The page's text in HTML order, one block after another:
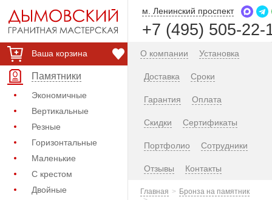
Ваша корзина
Памятники
Экономичные
Вертикальные
Резные
Горизонтальные
Маленькие
С крестом
Двойные
м. Ленинский проспект
+7 (495) 505-22-
О компании Установка
Доставка Сроки
Гарантия Оплата
Скидки Сертификаты
Портфолио Сотрудники
Отзывы Контакты
Главная
Бронза на памятник